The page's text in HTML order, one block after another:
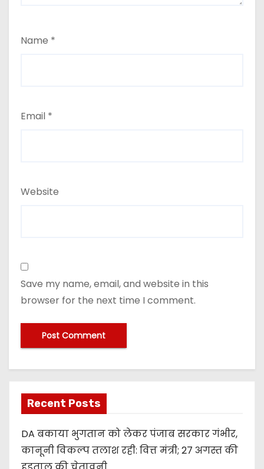
Name *
Email *
Website
Save my name, email, and website in this
browser for the next time I comment.
Recent Posts
DA बकाया भुगतान को लेकर पंजाब सरकार गंभीर,
कानूनी विकल्प तलाश रही: वित्त मंत्री; 27 अगस्त की